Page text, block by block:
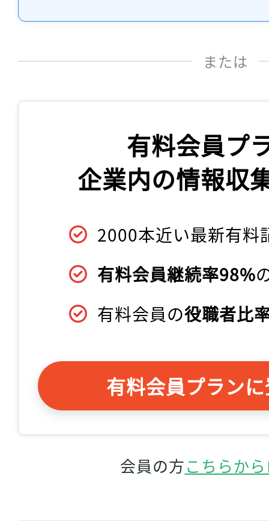
または
有料会員プ
企業内の情報収
2000本近い最新有料
有料会員継続率98%
有料会員の役職者比
有料会員プラン
会員の方こちらか